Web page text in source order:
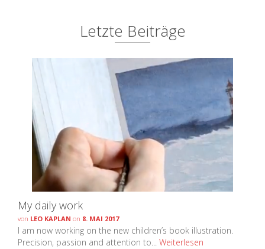
Letzte Beiträge
My daily work
von LEO KAPLAN on 8. MAI 2017
I am now working on the new children’s book illustration.
Precision, passion and attention to... Weiterlesen